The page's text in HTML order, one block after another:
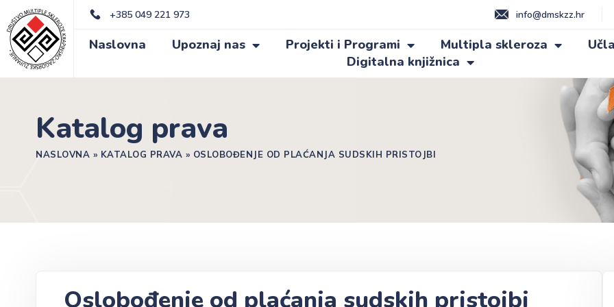
+385 049 221 973 info@dmskzz.hr
Naslovna Upoznaj nas Projekti i Programi Multipla skleroza
Digitalna knjižnica
Katalog prava
NASLOVNA » KATALOG PRAVA » OSLOBOĐENJE OD PLAĆANJA SUDSKIH PRISTOJBI
Oslobođenje od plaćanja sudskih pristojbi